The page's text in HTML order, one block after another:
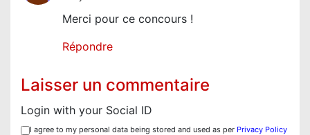
Merci pour ce concours !
Répondre
Laisser un commentaire
Login with your Social ID
I agree to my personal data being stored and used as per Privacy Policy